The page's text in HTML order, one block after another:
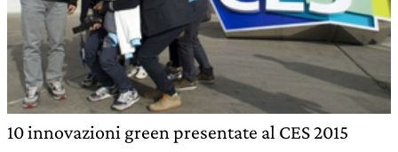
10 innovazioni green presentate al CES 2015